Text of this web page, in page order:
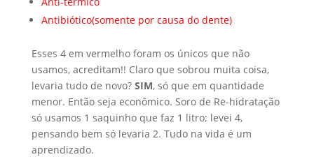
Antibiótico(somente por causa do dente)
Esses 4 em vermelho foram os únicos que não
usamos, acreditam!! Claro que sobrou muita coisa,
levaria tudo de novo?SIM, só que em quantidade
menor. Então seja econômico. Soro de Re-hidratação
só usamos 1 saquinho que faz 1 litro; levei 4,
pensando bem só levaria 2. Tudo na vida é um
aprendizado.